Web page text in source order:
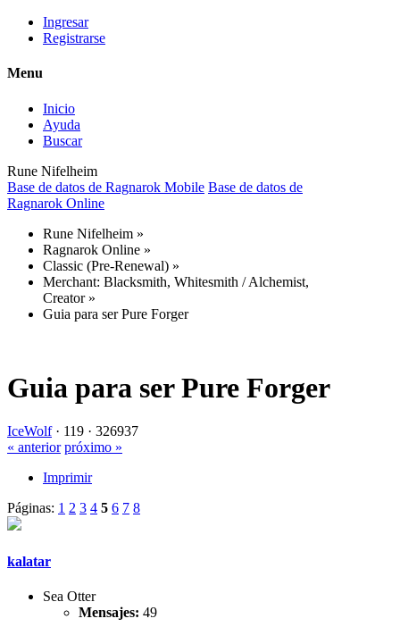
Ingresar
Registrarse
Menu
Inicio
Ayuda
Buscar
Rune Nifelheim
Base de datos de Ragnarok Mobile Base de datos de
Ragnarok Online
Rune Nifelheim »
Ragnarok Online »
Classic (Pre-Renewal) »
Merchant: Blacksmith, Whitesmith / Alchemist,
Creator»
Guia para ser Pure Forger
Guia para ser Pure Forger
IceWolf· 119 · 326937
« anterior próximo »
Imprimir
Páginas: 1 2 3 4 5 6 7 8
kalatar
Sea Otter
Mensajes: 49